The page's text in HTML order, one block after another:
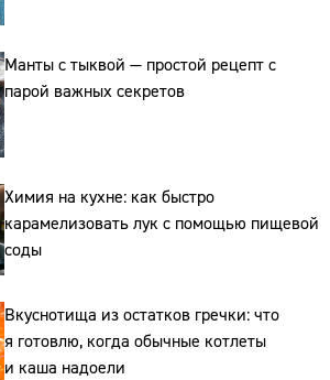
Манты с тыквой — простой рецепт с
парой важных секретов
Химия на кухне: как быстро
карамелизовать лук с помощью пищевой
соды
Вкуснотища из остатков гречки: что
я готовлю, когда обычные котлеты
и каша надоели
Сайт:
Адрес: